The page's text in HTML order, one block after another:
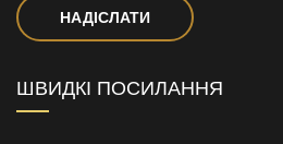
НАДІСЛАТИ
ШВИДКІ ПОСИЛАННЯ